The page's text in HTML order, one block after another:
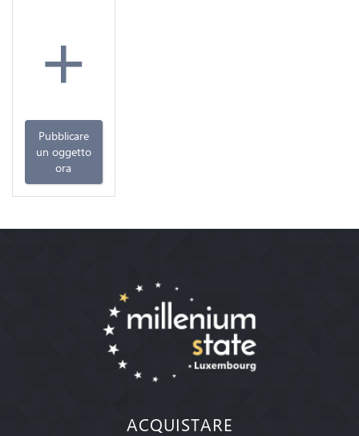
+
Pubblicare
un oggetto
ora
ACQUISTARE